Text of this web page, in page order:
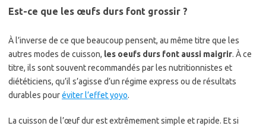
Est-ce que les œufs durs font grossir ?
À l’inverse de ce que beaucoup pensent, au même titre que les
autres modes de cuisson, les oeufs durs font aussi maigrir. À ce
titre, ils sont souvent recommandés par les nutritionnistes et
diététiciens, qu’il s’agisse d’un régime express ou de résultats
durables pouréviter l’effet yoyo.
La cuisson de l’œuf dur est extrêmement simple et rapide. Et si